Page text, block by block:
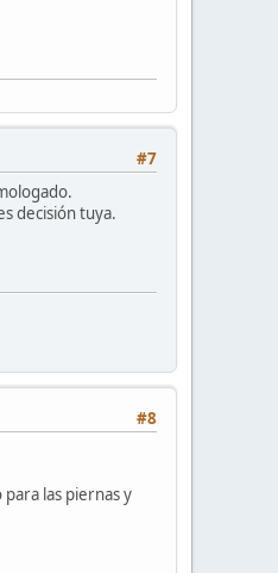
#7
decisión tuya.
#8
las piernas y